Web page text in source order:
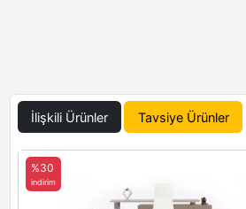
İlişkili Ürünler Tavsiye Ürünler
%30
indirim